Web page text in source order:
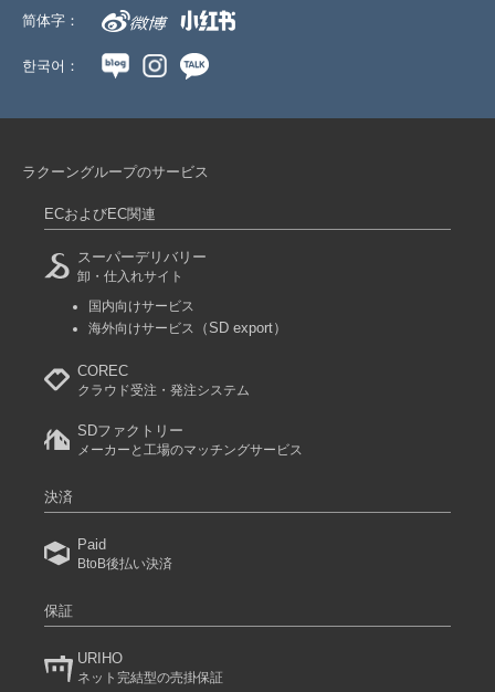
简体字：
한국어：
ラクーングループのサービス
ECおよびEC関連
スーパーデリバリー
卸・仕入れサイト
国内向けサービス
海外向けサービス
（SD export）
COREC
クラウド受注・発注システム
SDファクトリー
メーカーと工場のマッチングサービス
決済
Paid
BtoB後払い決済
保証
URIHO
ネット完結型の売掛保証